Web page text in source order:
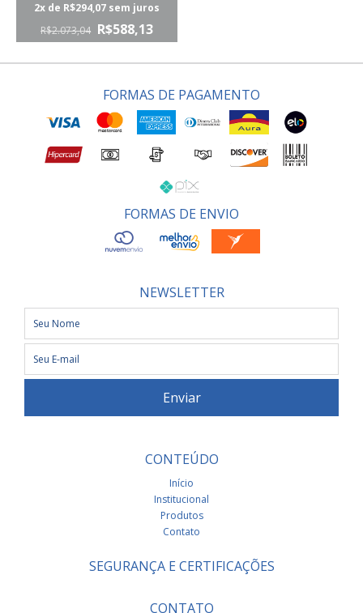
2x de R$294,07 sem juros
R$2.073,04 R$588,13
FORMAS DE PAGAMENTO
FORMAS DE ENVIO
NEWSLETTER
CONTEÚDO
Início
Institucional
Produtos
Contato
SEGURANÇA E CERTIFICAÇÕES
CONTATO